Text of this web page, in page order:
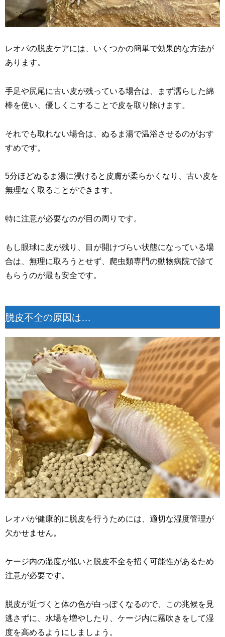
レオパの脱皮ケアには、いくつかの簡単で効果的な方法が
あります。
手足や尻尾に古い皮が残っている場合は、まず濡らした綿
棒を使い、優しくこすることで皮を取り除けます。
それでも取れない場合は、ぬるま湯で温浴させるのがおす
すめです。
5分ほどぬるま湯に浸けると皮膚が柔らかくなり、古い皮を
無理なく取ることができます。
特に注意が必要なのが目の周りです。
もし眼球に皮が残り、目が開けづらい状態になっている場
合は、無理に取ろうとせず、爬虫類専門の動物病院で診て
もらうのが最も安全です。
脱皮不全の原因は…
レオパが健康的に脱皮を行うためには、適切な湿度管理が
欠かせません。
ケージ内の湿度が低いと脱皮不全を招く可能性があるため
注意が必要です。
脱皮が近づくと体の色が白っぽくなるので、この兆候を見
逃さずに、水場を増やしたり、ケージ内に霧吹きをして湿
度を高めるようにしましょう。